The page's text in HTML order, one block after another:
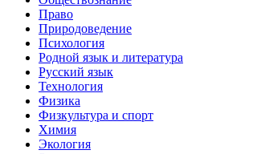
Право
Природоведение
Психология
Родной язык и литература
Русский язык
Технология
Физика
Физкультура и спорт
Химия
Экология